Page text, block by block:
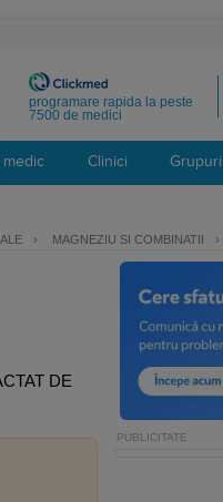
programare rapida la peste
7500 de medici
medic Clinici
› MAGNEZIU SI COMBINATII ›
DE